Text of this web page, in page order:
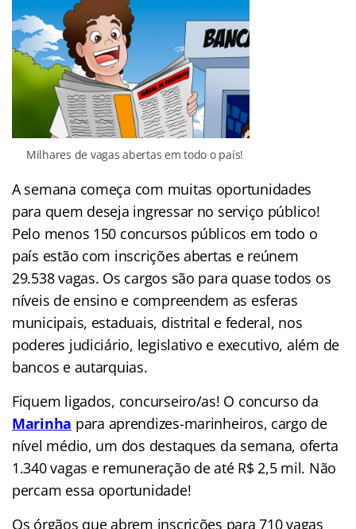
Milhares de vagas abertas em todo o país!
A semana começa com muitas oportunidades
para quem deseja ingressar no serviço público!
Pelo menos 150 concursos públicos em todo o
país estão com inscrições abertas e reúnem
29.538 vagas. Os cargos são para quase todos os
níveis de ensino e compreendem as esferas
municipais, estaduais, distrital e federal, nos
poderes judiciário, legislativo e executivo, além de
bancos e autarquias.
Fiquem ligados, concurseiro/as! O concurso da
Marinha para aprendizes-marinheiros, cargo de
nível médio, um dos destaques da semana, oferta
1.340 vagas e remuneração de até R$ 2,5 mil. Não
percam essa oportunidade!
Os órgãos que abrem inscrições para 710 vagas